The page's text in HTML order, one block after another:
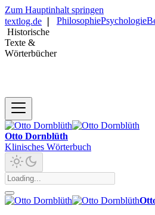
Zum Hauptinhalt springen
textlog.de
Historische
Texte &
Wörterbücher
PhilosophiePsychologie
Otto Dornblüth
Klinisches Wörterbuch